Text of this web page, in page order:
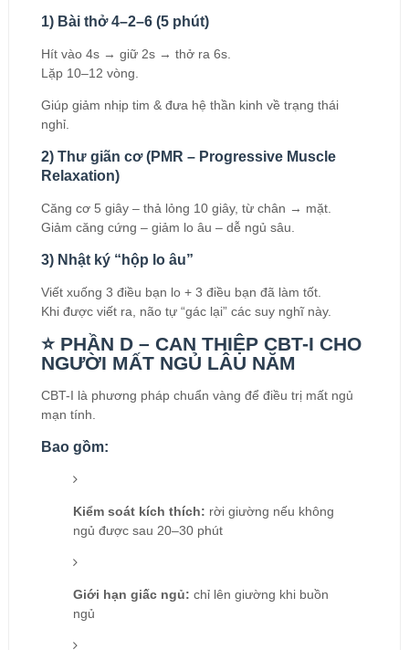
1) Bài thở 4–2–6 (5 phút)
Hít vào 4s → giữ 2s → thở ra 6s.
Lặp 10–12 vòng.
Giúp giảm nhịp tim & đưa hệ thần kinh về trạng thái
nghỉ.
2) Thư giãn cơ (PMR – Progressive Muscle
Relaxation)
Căng cơ 5 giây – thả lỏng 10 giây, từ chân → mặt.
Giảm căng cứng – giảm lo âu – dễ ngủ sâu.
3) Nhật ký “hộp lo âu”
Viết xuống 3 điều bạn lo + 3 điều bạn đã làm tốt.
Khi được viết ra, não tự “gác lại” các suy nghĩ này.
⭐ PHẦN D – CAN THIỆP CBT-I CHO
NGƯỜI MẤT NGỦ LÂU NĂM
CBT-I là phương pháp chuẩn vàng để điều trị mất ngủ
mạn tính.
Bao gồm:
Kiểm soát kích thích: rời giường nếu không
ngủ được sau 20–30 phút
Giới hạn giấc ngủ: chỉ lên giường khi buồn
ngủ